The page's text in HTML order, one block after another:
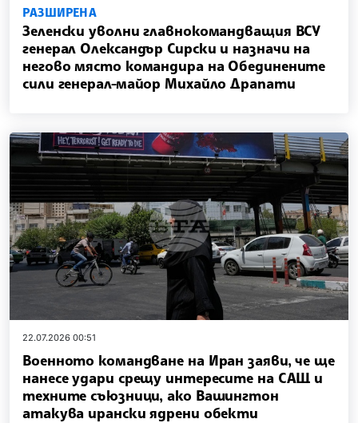
РАЗШИРЕНА
Зеленски уволни главнокомандващия ВСУ
генерал Олександър Сирски и назначи на
негово място командира на Обединените
сили генерал-майор Михайло Драпати
22.07.2026 00:51
Военното командване на Иран заяви, че ще
нанесе удари срещу интересите на САЩ и
техните съюзници, ако Вашингтон
атакува ирански ядрени обекти